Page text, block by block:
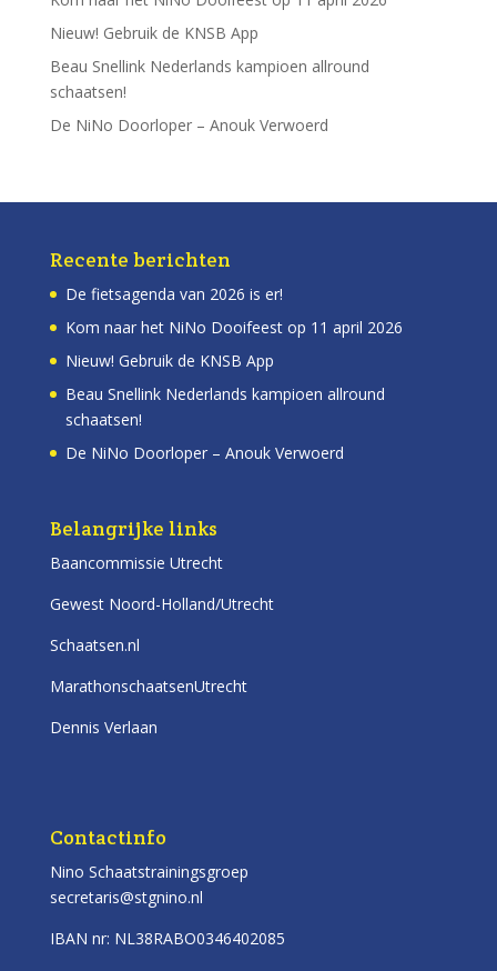
Nieuw! Gebruik de KNSB App
Beau Snellink Nederlands kampioen allround
schaatsen!
De NiNo Doorloper – Anouk Verwoerd
Recente berichten
De fietsagenda van 2026 is er!
Kom naar het NiNo Dooifeest op 11 april 2026
Nieuw! Gebruik de KNSB App
Beau Snellink Nederlands kampioen allround
schaatsen!
De NiNo Doorloper – Anouk Verwoerd
Belangrijke links
Baancommissie Utrecht
Gewest Noord-Holland/Utrecht
Schaatsen.nl
MarathonschaatsenUtrecht
Dennis Verlaan
Contactinfo
Nino Schaatstrainingsgroep
secretaris@stgnino.nl
IBAN nr: NL38RABO0346402085